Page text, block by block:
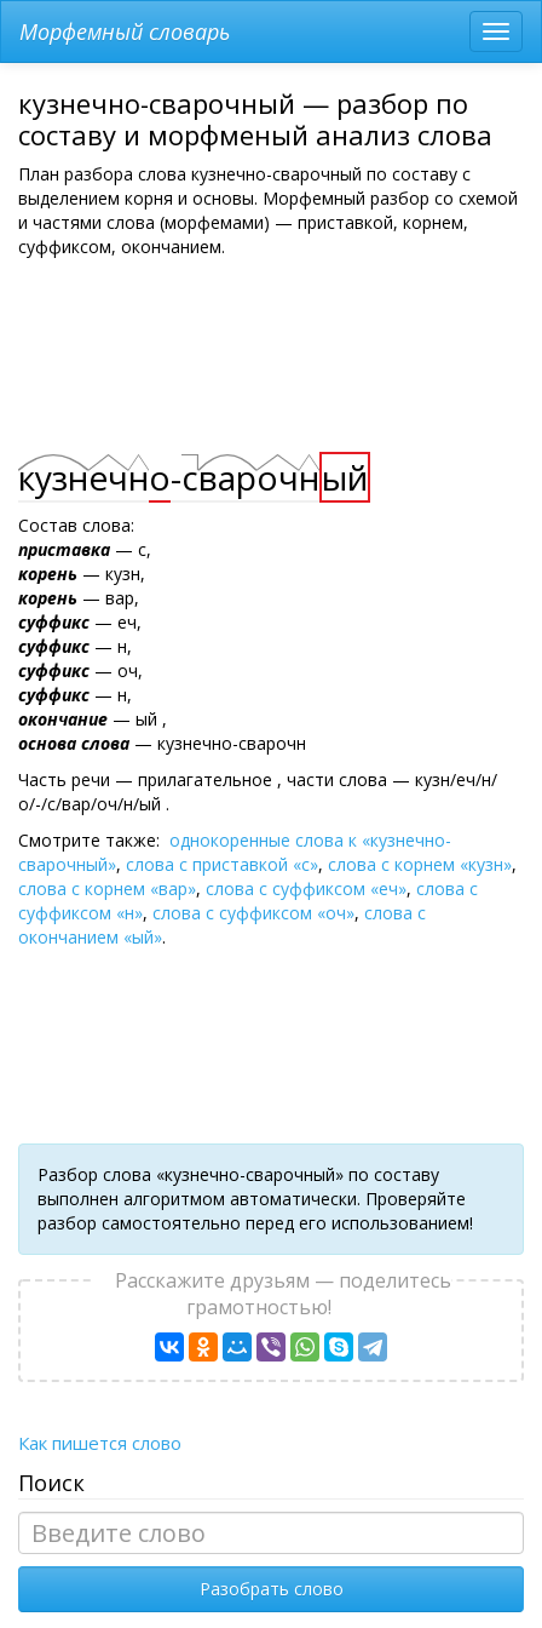
меню
Морфемный словарь
кузнечно-сварочный — разбор по
составу и морфменый анализ слова
План разбора слова кузнечно-сварочный по составу с
выделением корня и основы. Морфемный разбор со схемой
и частями слова (морфемами) — приставкой, корнем,
суффиксом, окончанием.
кузнечно-сварочный
Состав слова:
приставка — с,
корень — кузн,
корень — вар,
суффикс — еч,
суффикс — н,
суффикс — оч,
суффикс — н,
окончание — ый ,
основа слова — кузнечно-сварочн
Часть речи — прилагательное , части слова — кузн/еч/н/
о/-/с/вар/оч/н/ый .
Смотрите также: однокоренные слова к «кузнечно-
сварочный», слова с приставкой «с», слова с корнем «кузн»,
слова с корнем «вар», слова с суффиксом «еч», слова с
суффиксом «н», слова с суффиксом «оч», слова с
окончанием «ый».
Разбор слова «кузнечно-сварочный» по составу
выполнен алгоритмом автоматически. Проверяйте
разбор самостоятельно перед его использованием!
Расскажите друзьям — поделитесь
грамотностью!
Как пишется слово
Поиск
Разобрать слово